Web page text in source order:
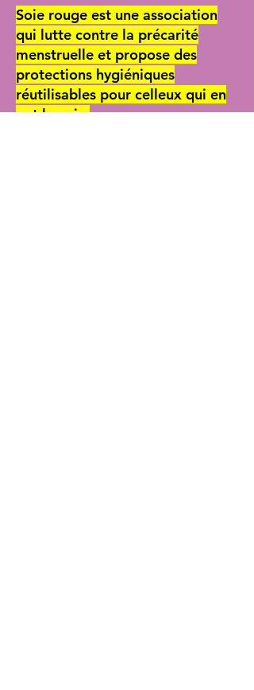
Soie rouge est une association
qui lutte contre la précarité
menstruelle et propose des
protections hygiéniques
réutilisables pour celleux qui en
ont besoin.